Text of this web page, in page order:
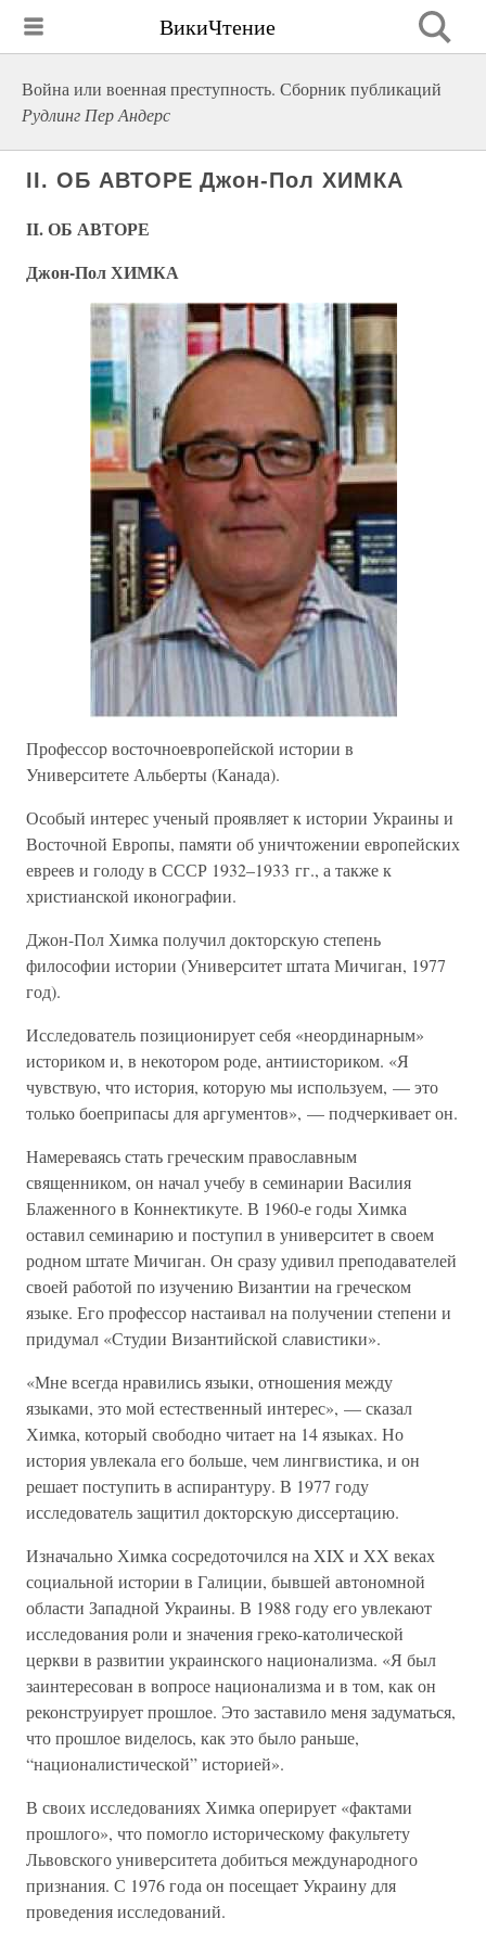
ВикиЧтение
Война или военная преступность. Сборник публикаций
Рудлинг Пер Андерс
II. ОБ АВТОРЕ Джон-Пол ХИМКА
II. ОБ АВТОРЕ
Джон-Пол ХИМКА
Профессор восточноевропейской истории в
Университете Альберты (Канада).
Особый интерес ученый проявляет к истории Украины и
Восточной Европы, памяти об уничтожении европейских
евреев и голоду в СССР 1932–1933 гг., а также к
христианской иконографии.
Джон-Пол Химка получил докторскую степень
философии истории (Университет штата Мичиган, 1977
год).
Исследователь позиционирует себя «неординарным»
историком и, в некотором роде, антиисториком. «Я
чувствую, что история, которую мы используем, — это
только боеприпасы для аргументов», — подчеркивает он.
Намереваясь стать греческим православным
священником, он начал учебу в семинарии Василия
Блаженного в Коннектикуте. В 1960-е годы Химка
оставил семинарию и поступил в университет в своем
родном штате Мичиган. Он сразу удивил преподавателей
своей работой по изучению Византии на греческом
языке. Его профессор настаивал на получении степени и
придумал «Студии Византийской славистики».
«Мне всегда нравились языки, отношения между
языками, это мой естественный интерес», — сказал
Химка, который свободно читает на 14 языках. Но
история увлекала его больше, чем лингвистика, и он
решает поступить в аспирантуру. В 1977 году
исследователь защитил докторскую диссертацию.
Изначально Химка сосредоточился на XIX и XX веках
социальной истории в Галиции, бывшей автономной
области Западной Украины. В 1988 году его увлекают
исследования роли и значения греко-католической
церкви в развитии украинского национализма. «Я был
заинтересован в вопросе национализма и в том, как он
реконструирует прошлое. Это заставило меня задуматься,
что прошлое виделось, как это было раньше,
“националистической” историей».
В своих исследованиях Химка оперирует «фактами
прошлого», что помогло историческому факультету
Львовского университета добиться международного
признания. С 1976 года он посещает Украину для
проведения исследований.